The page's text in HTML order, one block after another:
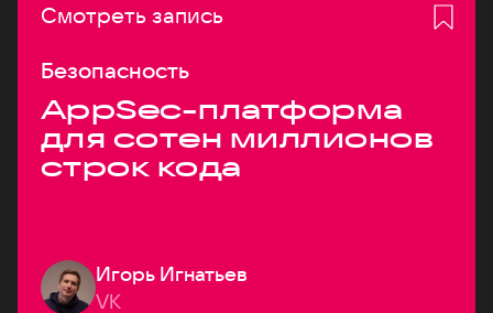
Смотреть запись
Безопасность
AppSec-платформа
для сотен миллионов
строк кода
Игорь Игнатьев
VK